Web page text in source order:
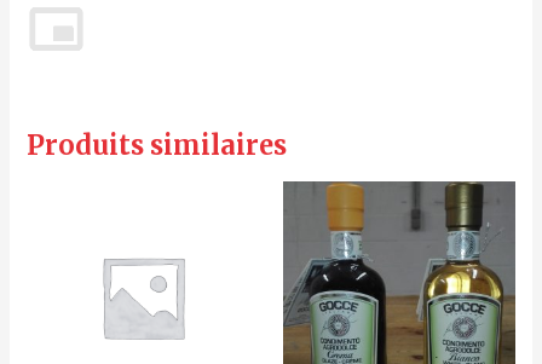
Produits similaires